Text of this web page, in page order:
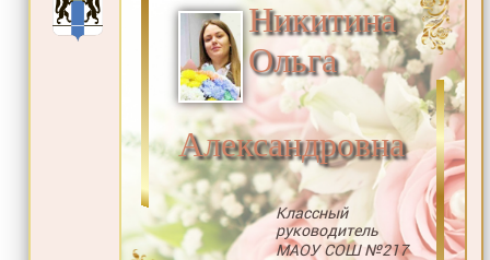
Никитина
Ольга
Александровна
Классный
руководитель
МАОУ СОШ №217